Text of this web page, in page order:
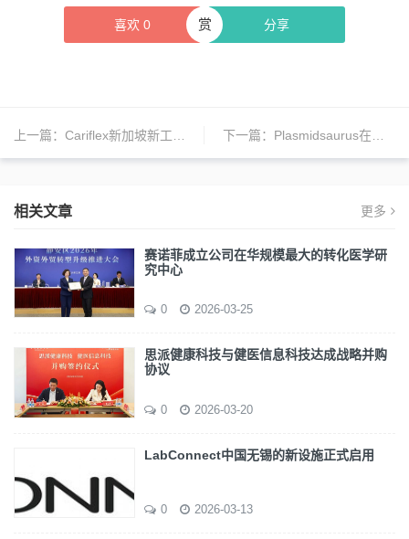
喜欢 0 分享
赏
上一篇： Cariflex新加坡新工厂启用，提升全球生产能力 下一篇： Plasmidsaurus在新加坡开设第十家全球实验室
相关文章 更多
赛诺菲成立公司在华规模最大的转化医学研
究中心
0 2026-03-25
思派健康科技与健医信息科技达成战略并购
协议
0 2026-03-20
LabConnect中国无锡的新设施正式启用
0 2026-03-13